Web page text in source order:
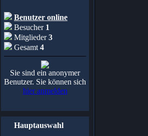
Benutzer online
Besucher 1
Mitglieder3
Gesamt 4
Sie sind ein anonymer
Benutzer. Sie können sich
hier anmelden
Hauptauswahl